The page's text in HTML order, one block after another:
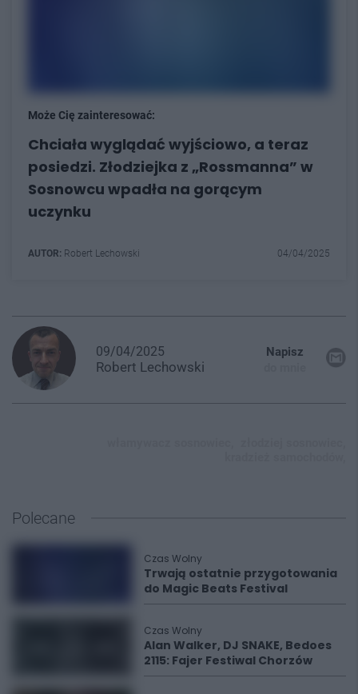
Może Cię zainteresować:
Chciała wyglądać wyjściowo, a teraz
posiedzi. Złodziejka z „Rossmanna” w
Sosnowcu wpadła na gorącym
uczynku
AUTOR: Robert Lechowski 04/04/2025
09/04/2025
Robert Lechowski
Napisz
Polecane
Czas Wolny
Trwają ostatnie przygotowania
do Magic Beats Festival
Czas Wolny
Alan Walker, DJ SNAKE, Bedoes
2115: Fajer Festiwal Chorzów